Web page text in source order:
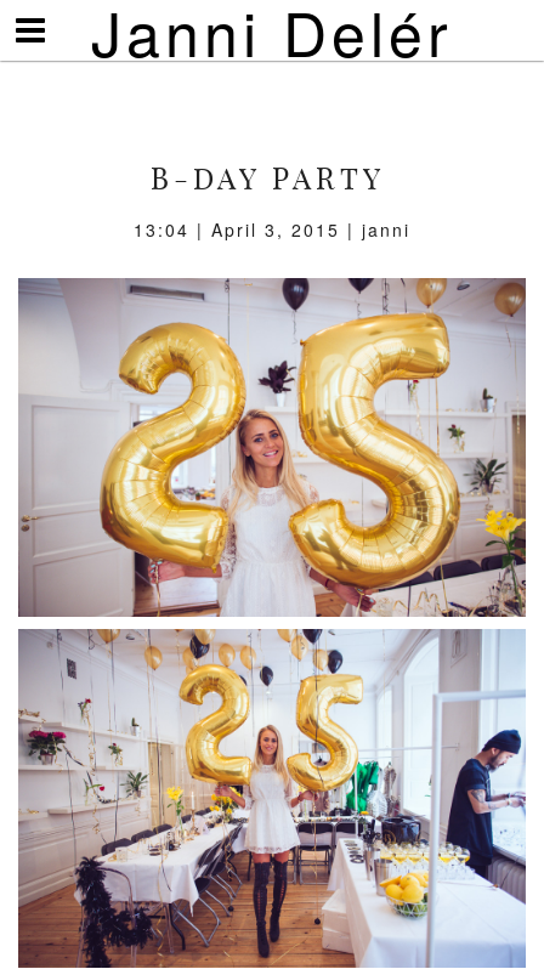
Janni Delér
Visa/göm
meny
B-DAY PARTY
13:04 | April 3, 2015 | janni